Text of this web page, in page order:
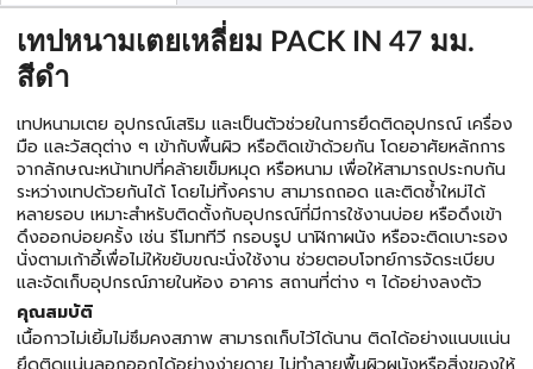
เทปหนามเตยเหลี่ยม PACK IN 47 มม.
สีดำ
เทปหนามเตย อุปกรณ์เสริม และเป็นตัวช่วยในการยึดติดอุปกรณ์ เครื่อง
มือ และวัสดุต่าง ๆ เข้ากับพื้นผิว หรือติดเข้าด้วยกัน โดยอาศัยหลักการ
จากลักษณะหน้าเทปที่คล้ายเข็มหมุด หรือหนาม เพื่อให้สามารถประกบกัน
ระหว่างเทปด้วยกันได้ โดยไม่ทิ้งคราบ สามารถถอด และติดซ้ำใหม่ได้
หลายรอบ เหมาะสำหรับติดตั้งกับอุปกรณ์ที่มีการใช้งานบ่อย หรือดึงเข้า
ดึงออกบ่อยครั้ง เช่น รีโมททีวี กรอบรูป นาฬิกาผนัง หรือจะติดเบาะรอง
นั่งตามเก้าอี้เพื่อไม่ให้ขยับขณะนั่งใช้งาน ช่วยตอบโจทย์การจัดระเบียบ
และจัดเก็บอุปกรณ์ภายในห้อง อาคาร สถานที่ต่าง ๆ ได้อย่างลงตัว
คุณสมบัติ
เนื้อกาวไม่เยิ้มไม่ซึมคงสภาพ สามารถเก็บไว้ได้นาน ติดได้อย่างแนบแน่น